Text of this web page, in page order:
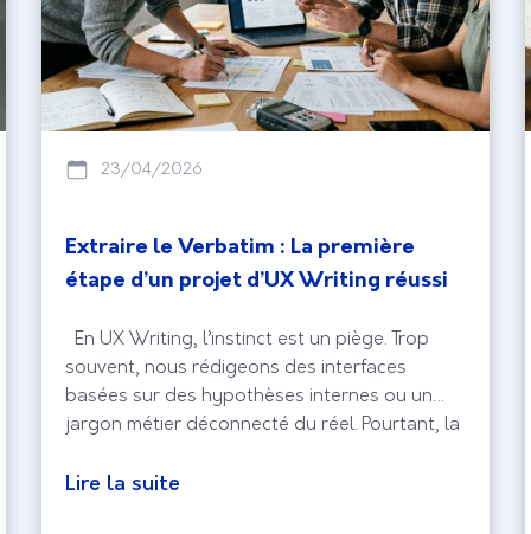
23/04/2026
Extraire le Verbatim : La première
étape d’un projet d’UX Writing réussi
En UX Writing, l’instinct est un piège. Trop
souvent, nous rédigeons des interfaces
basées sur des hypothèses internes ou un
jargon métier déconnecté du réel. Pourtant, la
bouche de vos utilisateurs, le verbatim. Ces
Lire la suite